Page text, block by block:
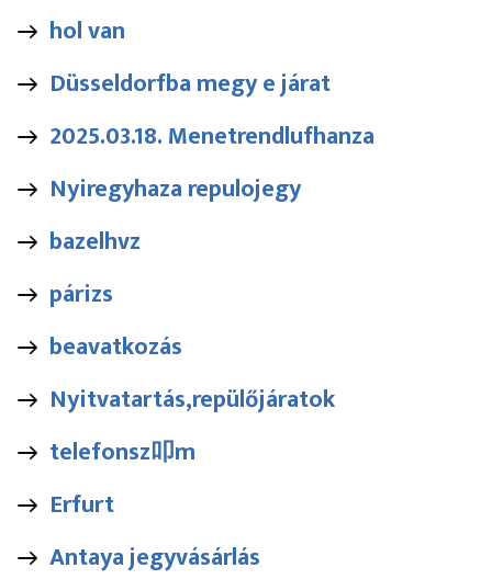
hol van
Düsseldorfba megy e járat
2025.03.18. Menetrendlufhanza
Nyiregyhaza repulojegy
bazelhvz
párizs
beavatkozás
Nyitvatartás,repülőjáratok
telefonsz叩m
Erfurt
Antaya jegyvásárlás